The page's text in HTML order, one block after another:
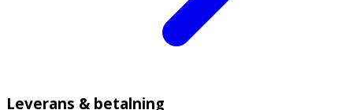
Leverans & betalning